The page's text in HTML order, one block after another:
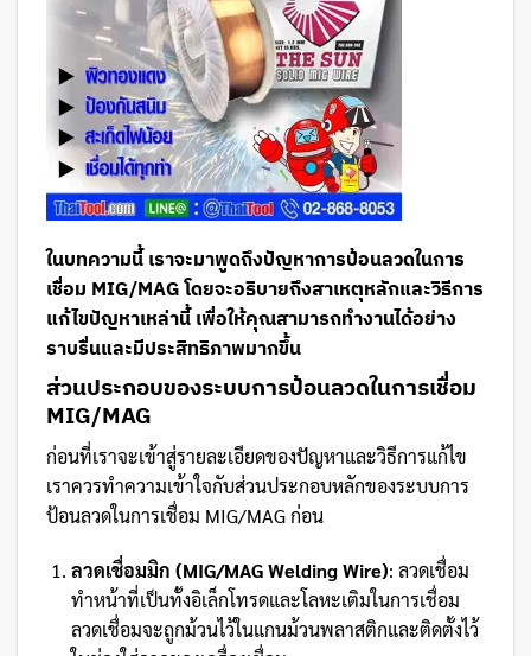
ในบทความนี้ เราจะมาพูดถึงปัญหาการป้อนลวดในการ
เชื่อม MIG/MAG โดยจะอธิบายถึงสาเหตุหลักและวิธีการ
แก้ไขปัญหาเหล่านี้ เพื่อให้คุณสามารถทำงานได้อย่าง
ราบรื่นและมีประสิทธิภาพมากขึ้น
ส่วนประกอบของระบบการป้อนลวดในการเชื่อม
MIG/MAG
ก่อนที่เราจะเข้าสู่รายละเอียดของปัญหาและวิธีการแก้ไข
เราควรทำความเข้าใจกับส่วนประกอบหลักของระบบการ
ป้อนลวดในการเชื่อม MIG/MAG ก่อน
ลวดเชื่อมมิก (MIG/MAG Welding Wire): ลวดเชื่อม
ทำหน้าที่เป็นทั้งอิเล็กโทรดและโลหะเติมในการเชื่อม
ลวดเชื่อมจะถูกม้วนไว้ในแกนม้วนพลาสติกและติดตั้งไว้